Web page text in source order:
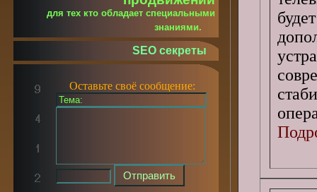
для тех кто обладает специальными
знаниями.
SEO секреты
Оставьте своё сообщение: